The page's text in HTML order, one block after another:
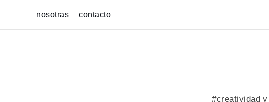
content
nosotras contacto
#creatividad